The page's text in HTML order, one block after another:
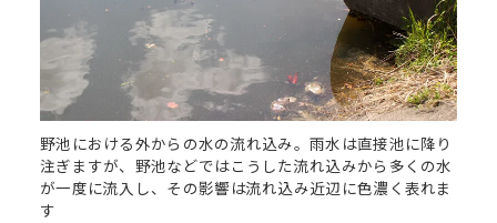
野池における外からの水の流れ込み。雨水は直接池に降り
注ぎますが、野池などではこうした流れ込みから多くの水
が一度に流入し、その影響は流れ込み近辺に色濃く表れま
す